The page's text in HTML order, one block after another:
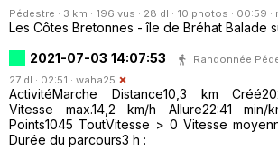
Pédestre · 3 km · 196 vus · 28 dl · 10 photos · 00:59 ·
Les Côtes Bretonnes - île de Bréhat Balade
2021-07-03 14:07:53
Randonnée
27 dl · 02:51 · waha25
ActivitéMarche Distance10,3 km
Vitesse max.14,2 km/h Allure22:41 min/
Points1045 ToutVitesse > 0 Vitesse
Durée du parcours3 h :